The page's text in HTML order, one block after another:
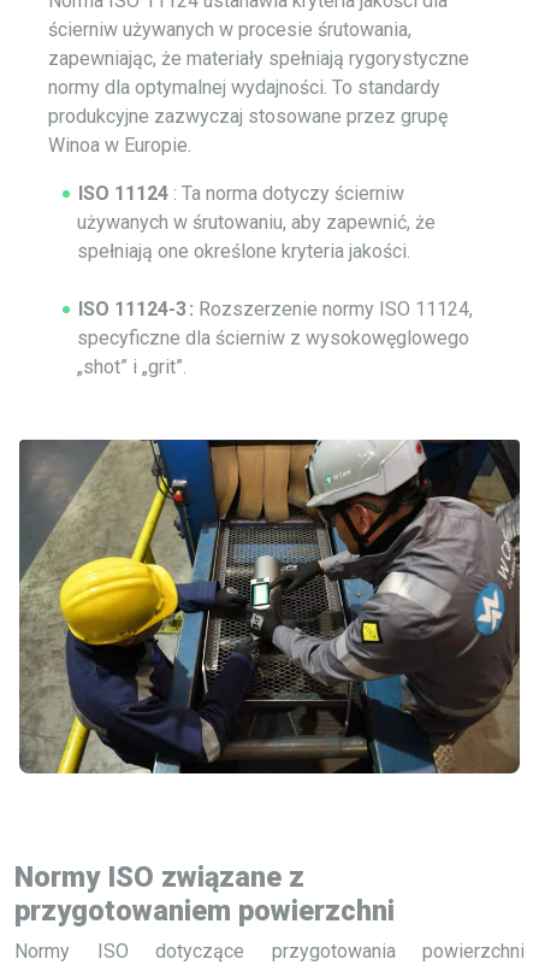
ścierniw używanych w procesie śrutowania,
zapewniając, że materiały spełniają rygorystyczne
normy dla optymalnej wydajności. To standardy
produkcyjne zazwyczaj stosowane przez grupę
Winoa w Europie.
ISO 11124 : Ta norma dotyczy ścierniw
używanych w śrutowaniu, aby zapewnić, że
spełniają one określone kryteria jakości.
ISO 11124-3 : Rozszerzenie normy ISO 11124,
specyficzne dla ścierniw z wysokowęglowego
„shot” i „grit”.
Normy ISO związane z
przygotowaniem powierzchni
Normy ISO dotyczące przygotowania powierzchni